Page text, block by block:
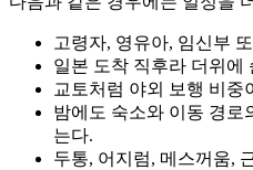
고령자, 영유아, 임신부
일본 도착 직후라 더위에
교토처럼 야외 보행 비중
밤에도 숙소와 이동 경로
는다.
두통, 어지럼, 메스꺼움,